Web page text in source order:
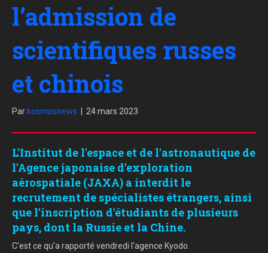
l’admission de
scientifiques russes
et chinois
Par kosmosnews 24 mars 2023
L'Institut de l'espace et de l'astronautique de
l'Agence japonaise d'exploration
aérospatiale (JAXA) a interdit le
recrutement de spécialistes étrangers, ainsi
que l'inscription d'étudiants de plusieurs
pays, dont la Russie et la Chine.
C'est ce qu'a rapporté vendredi l'agence Kyodo.